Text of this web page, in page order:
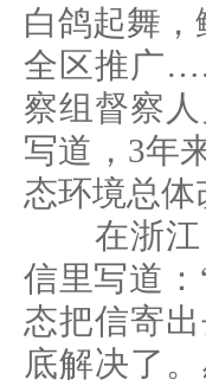
白鸽起舞，
全区推广
察组督察
写道，3年
态环境总
在浙江，
信里写道
态把信寄
底解决了